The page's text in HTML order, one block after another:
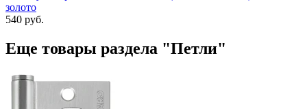
золото
540 руб.
Еще товары раздела "Петли"